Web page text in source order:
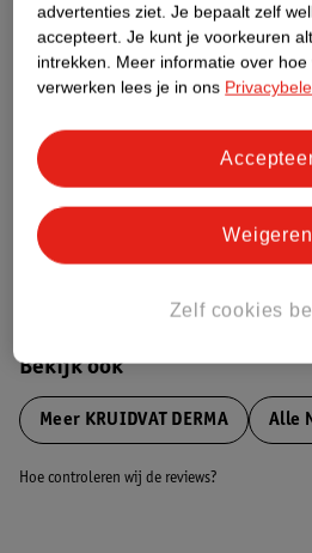
Etiketinformatie
Nature Impact Score
Dit product
Impact Score.
Bekijk ook
Meer KRUIDVAT DERMA Alle
Hoe controleren wij de reviews?
advertenties ziet. Je bepaalt zelf
accepteert. Je kunt je voorkeuren
intrekken. Meer informatie over
verwerken lees je in ons
Zelf cookies
Weigeren